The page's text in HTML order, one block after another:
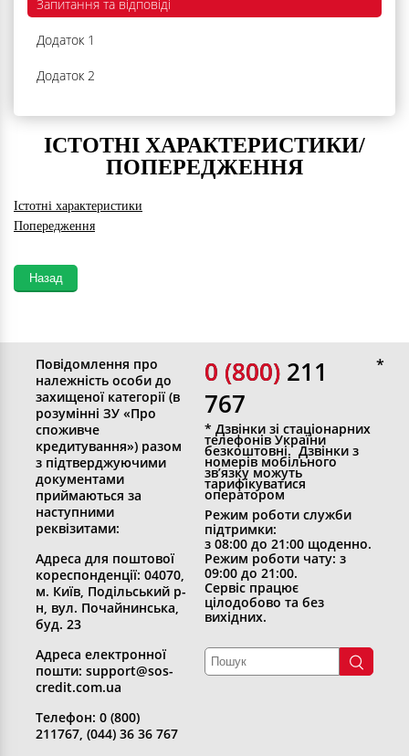
Запитання та відповіді
Додаток 1
Додаток 2
ІСТОТНІ ХАРАКТЕРИСТИКИ/
ПОПЕРЕДЖЕННЯ
Істотні характеристики
Попередження
Повідомлення про
належність особи до
захищеної категорії (в
розумінні ЗУ «Про
споживче
кредитування») разом
з підтверджуючими
документами
приймаються за
наступними
реквізитами:
Адреса для поштової
кореспонденції: 04070,
м. Київ, Подільський р-
н, вул. Почайнинська,
буд. 23
Адреса електронної
пошти: support@sos-
credit.com.ua
Телефон: 0 (800)
211767, (044) 36 36 767
0 (800)
0 (800) 211
767
* Дзвінки зі стаціонарних
телефонів України
безкоштовні. Дзвінки з
номерів мобільного
зв’язку можуть
тарифікуватися
оператором
Режим роботи служби
підтримки:
з 08:00 до 21:00 щоденно.
Режим роботи чату: з
09:00 до 21:00.
Сервіс працює
цілодобово та без
вихідних.